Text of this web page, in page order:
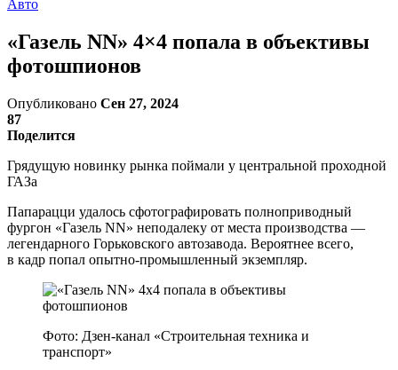
Авто
«Газель NN» 4×4 попала в объективы
фотошпионов
Опубликовано Сен 27, 2024
87
Поделится
Грядущую новинку рынка поймали у центральной проходной
ГАЗа
Папарацци удалось сфотографировать полноприводный
фургон «Газель NN» неподалеку от места производства —
легендарного Горьковского автозавода. Вероятнее всего,
в кадр попал опытно-промышленный экземпляр.
Фото: Дзен-канал «Строительная техника и
транспорт»